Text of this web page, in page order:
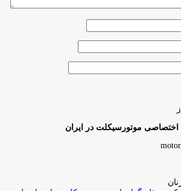
اختصاصی موتورسیکلت در ایران